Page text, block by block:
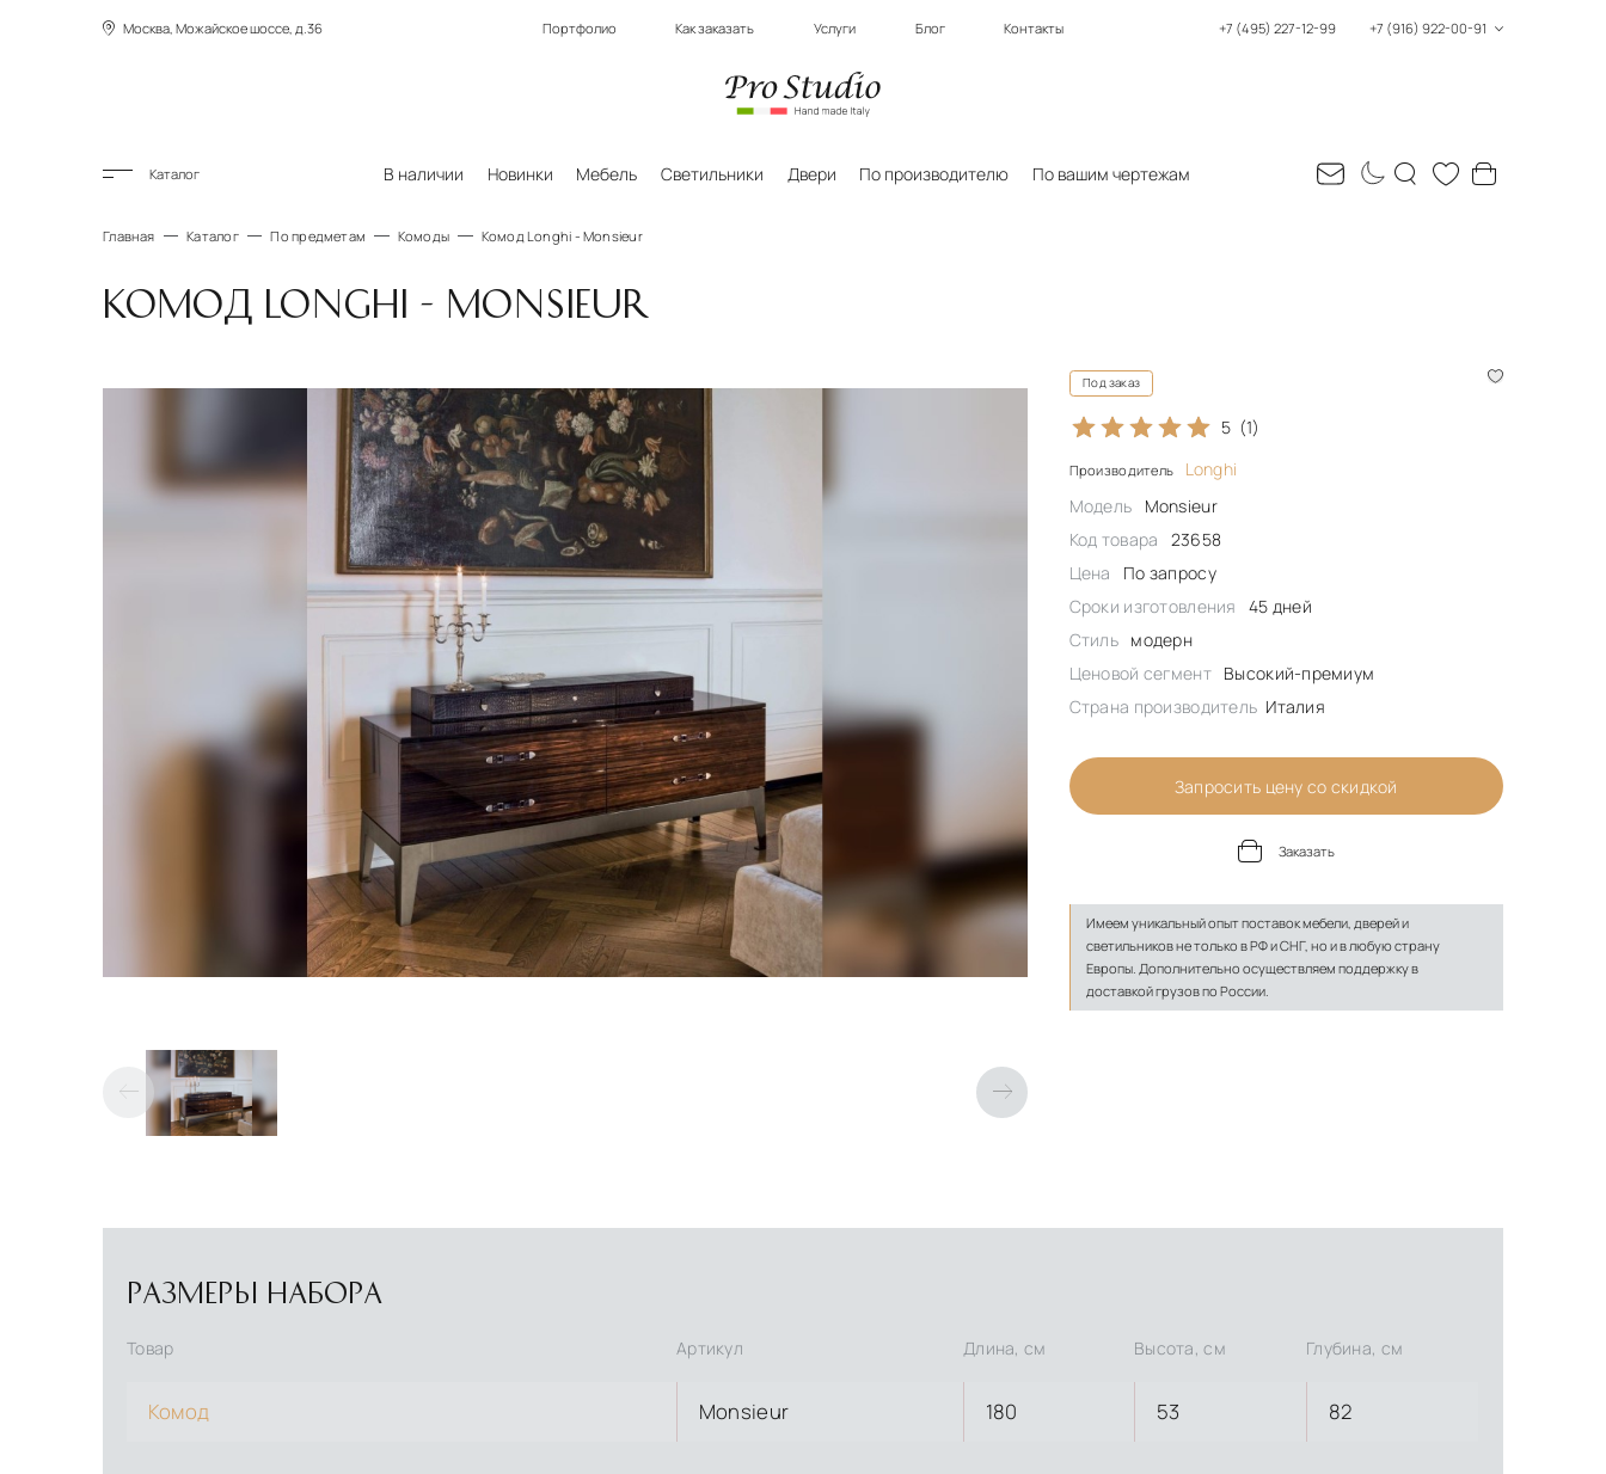
Москва, Можайское шоссе, д.36 Портфолио Как заказать Услуги Блог Контакты +7 (495) 227-12-99 +7 (916) 922-00-91
Каталог В наличии Новинки Мебель Светильники Двери По производителю По вашим чертежам
Главная Каталог По предметам Комоды Комод Longhi - Monsieur
КОМОД LONGHI - MONSIEUR
Под заказ
5 (1)
Производитель
Longhi
Модель
Monsieur
Код товара
23658
Цена
По запросу
Сроки изготовления
45 дней
Стиль модерн
Ценовой сегмент Высокий-премиум
Страна производитель Италия
Запросить цену со скидкой
Заказать
Имеем уникальный опыт поставок мебели, дверей и
светильников не только в РФ и СНГ, но и в любую страну
Европы. Дополнительно осуществляем поддержку в
доставкой грузов по России.
РАЗМЕРЫ НАБОРА
Товар Артикул Длина, см Высота, см Глубина, см
Комод Monsieur 180 53 82